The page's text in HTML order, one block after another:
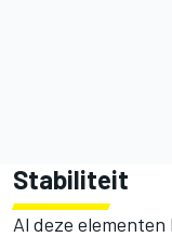
Stabiliteit
Al deze